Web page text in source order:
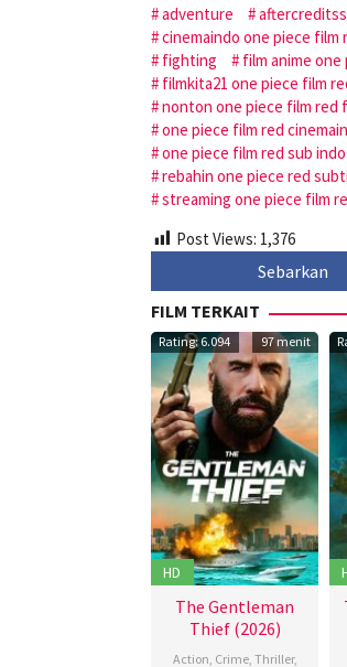
adventure
cinemaindo one piece film
fighting
film anime
filmkita21 one piece film
nonton one piece film red
one piece film red
one piece film red sub indo
rebahin one piece red
streaming one piece film
Post Views: 1,376
Sebarkan
FILM TERKAIT
Rating: 6.094 97 menit
HD
The Gentleman
Thief (2026)
Action, Crime, Thriller,